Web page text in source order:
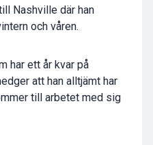
Nashville där han
och våren.
har ett år kvar på
att han alltjämt har
till arbetet med sig